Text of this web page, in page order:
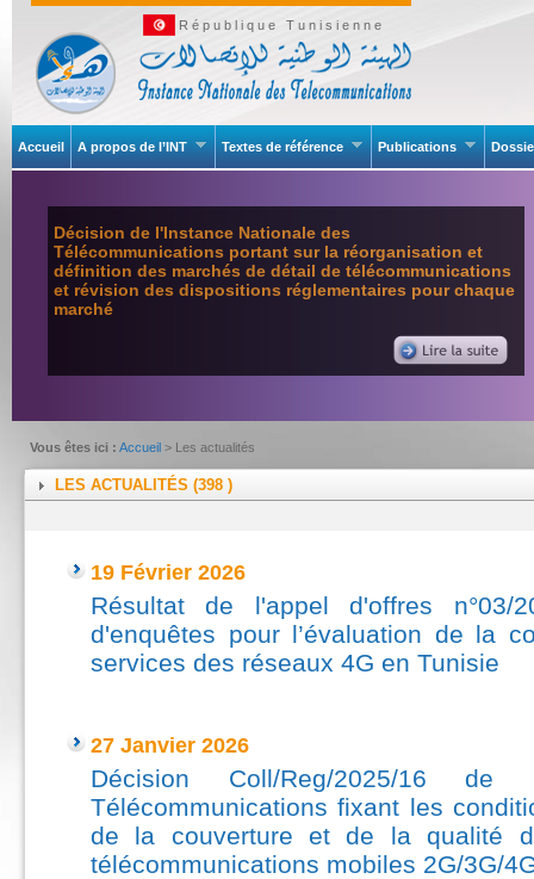
République Tunisienne
Accueil A propos de l’INT Textes de référence Publications
Décision de l'Instance Nationale des
Télécommunications portant sur la réorganisation et
définition des marchés de détail de télécommunications
et révision des dispositions réglementaires pour chaque
marché
Vous êtes ici : Accueil > Les actualités
LES ACTUALITÉS (398 )
19 Février 2026
Résultat de l'appel d'offres
d'enquêtes pour l’évaluation de la
services des réseaux 4G en Tunisie
27 Janvier 2026
Décision Coll/Reg/2025/16 de
Télécommunications fixant les
de la couverture et de la qualité
télécommunications mobiles 2G/3G/